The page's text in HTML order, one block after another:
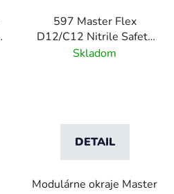
597 Master Flex
D12/C12 Nitrile Safety
Ramps - Pripojiteľné
Skladom
DETAIL
Modulárne okraje Master